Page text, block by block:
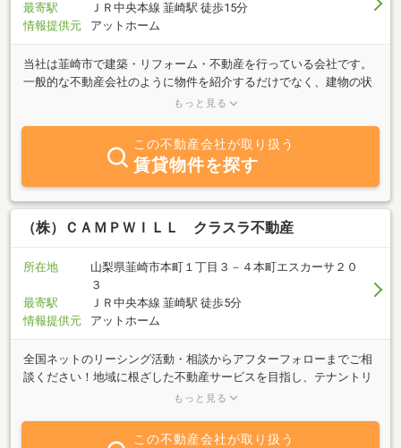
最寄駅
ＪＲ中央本線 韮崎駅 徒歩15分
情報提供元
アットホーム
当社は韮崎市で建築・リフォーム・不動産を行っている会社です。
一般的な不動産会社のように物件を紹介するだけでなく、建物の状
態やリフォームの可能性まで含めてご提案できます。中古住宅の購
での不動産提案を心がけています。韮崎市・北杜市周辺で住まいを
お探しの方、中古住宅や空き家の活用をご検討の方はお気軽にご相
談ください。親子４代にわたって山梨県韮崎市で「大工職人」とし
て住宅建設に携わってきた経験を生かし、家づくりに関わる全てを
サポートいたします。
もっと見る
この不動産会社が取り扱う
賃貸物件を探す
（株）ＣＡＭＰＷＩＬＬ クラスラ不動産
所在地
山梨県韮崎市本町１丁目３－４本町エスカーサ２０
３
最寄駅
ＪＲ中央本線 韮崎駅 徒歩5分
情報提供元
アットホーム
全国ネットのリーシング活動・相談からアフターフォローまでご相
談ください！地域に根ざした不動産サービスを目指し、テナントリ
ーシング（誘致）から契約・引き渡し、アフターフォローはもちろ
に合わせた戦略的なご提案で、不動産の価値を最大限に引き出しま
もっと見る
この不動産会社が取り扱う